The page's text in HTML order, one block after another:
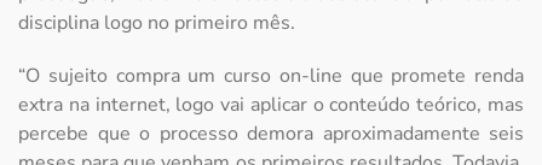
disciplina logo no primeiro mês.
“O sujeito compra um curso on-line que promete renda
extra na internet, logo vai aplicar o conteúdo teórico, mas
percebe que o processo demora aproximadamente seis